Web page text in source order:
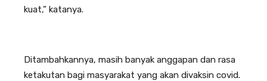
kuat,” katanya.
Ditambahkannya, masih banyak anggapan dan rasa
ketakutan bagi masyarakat yang akan divaksin covid.